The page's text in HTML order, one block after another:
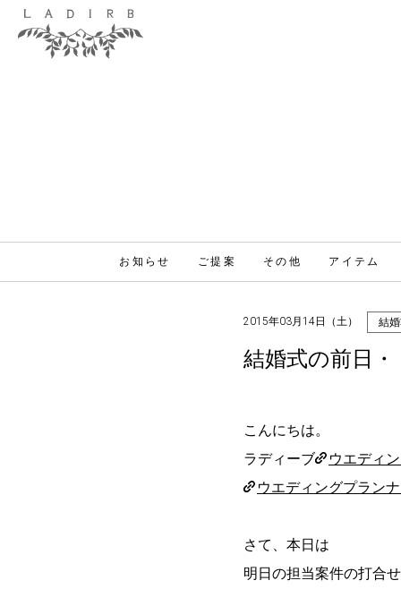
お知らせ ご提案 その他 アイテム
2015年03月14日（土） 結
結婚式の前日・
こんにちは。
ラディーブ
ウエディ
ウエディングプラン
さて、本日は
明日の担当案件の打合